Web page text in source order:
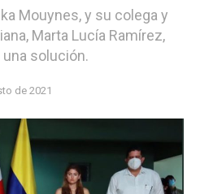
Mouynes, y su colega y
Marta Lucía Ramírez,
solución.
de 2021